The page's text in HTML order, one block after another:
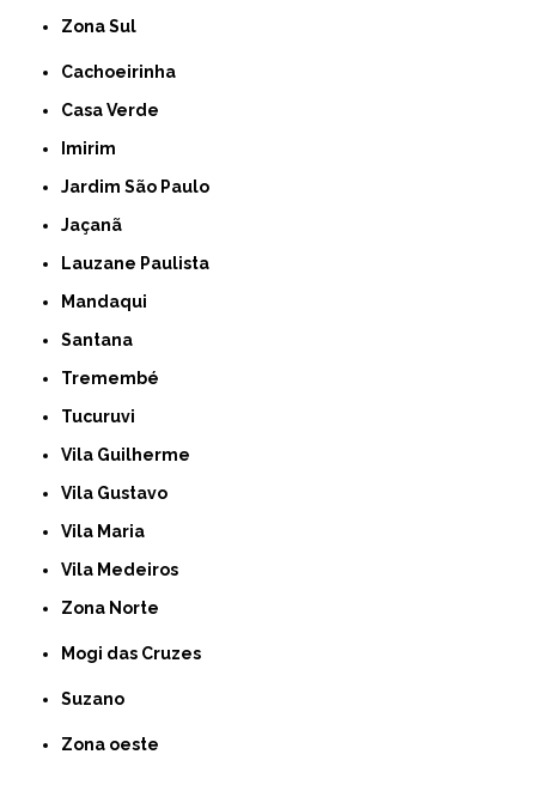
Zona Sul
Cachoeirinha
Casa Verde
Imirim
Jardim São Paulo
Jaçanã
Lauzane Paulista
Mandaqui
Santana
Tremembé
Tucuruvi
Vila Guilherme
Vila Gustavo
Vila Maria
Vila Medeiros
Zona Norte
Mogi das Cruzes
Suzano
Zona oeste